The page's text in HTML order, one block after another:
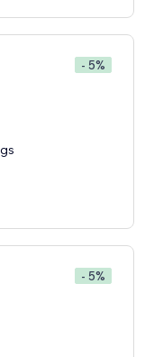
- 5%
- 5%